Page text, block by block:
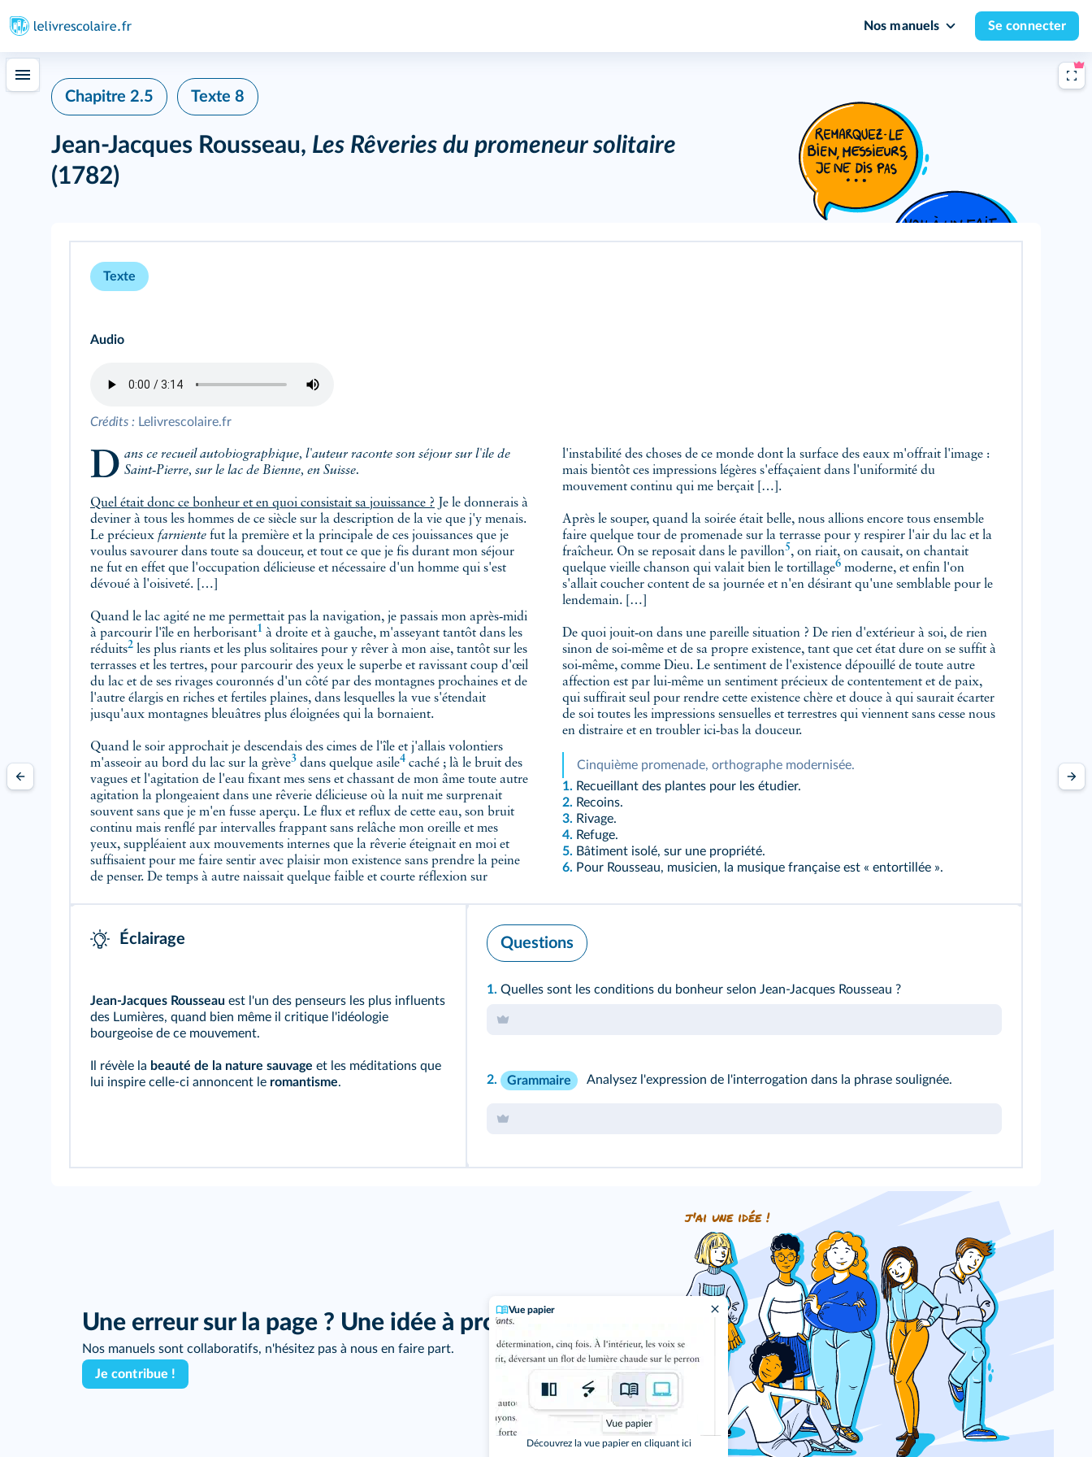
Nos manuels Se connecter
Vue papier
Découvrez la vue papier en cliquant ici
Chapitre 2.5 Texte 8
Jean-Jacques Rousseau, Les Rêveries du promeneur solitaire
(1782)
Texte
Audio
Crédits : Lelivrescolaire.fr
Dans ce recueil autobiographique, l'auteur raconte son séjour sur l'ile de Saint‑Pierre, sur le lac de Bienne, en Suisse.
Quel était donc ce bonheur et en quoi consistait sa jouissance ? Je le donnerais à
deviner à tous les hommes de ce siècle sur la description de la vie que j'y menais.
Le précieux farniente fut la première et la principale de ces jouissances que je
voulus savourer dans toute sa douceur, et tout ce que je fis durant mon séjour
ne fut en effet que l'occupation délicieuse et nécessaire d'un homme qui s'est
dévoué à l'oisiveté. […]
Quand le lac agité ne me permettait pas la navigation, je passais mon après‑midi
à parcourir l'île en herborisant1 à droite et à gauche, m'asseyant tantôt dans les
réduits2 les plus riants et les plus solitaires pour y rêver à mon aise, tantôt sur les
terrasses et les tertres, pour parcourir des yeux le superbe et ravissant coup d'œil
du lac et de ses rivages couronnés d'un côté par des montagnes prochaines et de
l'autre élargis en riches et fertiles plaines, dans lesquelles la vue s'étendait
jusqu'aux montagnes bleuâtres plus éloignées qui la bornaient.
Quand le soir approchait je descendais des cimes de l'île et j'allais volontiers
m'asseoir au bord du lac sur la grève3 dans quelque asile4 caché ; là le bruit des
vagues et l'agitation de l'eau fixant mes sens et chassant de mon âme toute autre
agitation la plongeaient dans une rêverie délicieuse où la nuit me surprenait
souvent sans que je m'en fusse aperçu. Le flux et reflux de cette eau, son bruit
continu mais renflé par intervalles frappant sans relâche mon oreille et mes
yeux, suppléaient aux mouvements internes que la rêverie éteignait en moi et
suffisaient pour me faire sentir avec plaisir mon existence sans prendre la peine
de penser. De temps à autre naissait quelque faible et courte réflexion sur
l'instabilité des choses de ce monde dont la surface des eaux m'offrait l'image :
mais bientôt ces impressions légères s'effaçaient dans l'uniformité du
mouvement continu qui me berçait […].
Après le souper, quand la soirée était belle, nous allions encore tous ensemble
faire quelque tour de promenade sur la terrasse pour y respirer l'air du lac et la
fraîcheur. On se reposait dans le pavillon5, on riait, on causait, on chantait
quelque vieille chanson qui valait bien le tortillage6 moderne, et enfin l'on
s'allait coucher content de sa journée et n'en désirant qu'une semblable pour le
lendemain. […]
De quoi jouit‑on dans une pareille situation ? De rien d'extérieur à soi, de rien
sinon de soi‑même et de sa propre existence, tant que cet état dure on se suffit à
soi‑même, comme Dieu. Le sentiment de l'existence dépouillé de toute autre
affection est par lui-même un sentiment précieux de contentement et de paix,
qui suffirait seul pour rendre cette existence chère et douce à qui saurait écarter
de soi toutes les impressions sensuelles et terrestres qui viennent sans cesse nous
en distraire et en troubler ici‑bas la douceur.
Cinquième promenade, orthographe modernisée.
1. Recueillant des plantes pour les étudier.
2. Recoins.
3. Rivage.
4. Refuge.
5. Bâtiment isolé, sur une propriété.
6. Pour Rousseau, musicien, la musique française est « entortillée ».
Éclairage
Jean-Jacques Rousseau est l'un des penseurs les plus influents
des Lumières, quand bien même il critique l'idéologie
bourgeoise de ce mouvement.
Il révèle la beauté de la nature sauvage et les méditations que
lui inspire celle-ci annoncent le romantisme.
Questions
1. Quelles sont les conditions du bonheur selon Jean-Jacques Rousseau ?
2. Grammaire Analysez l'expression de l'interrogation dans la phrase soulignée.
Une erreur sur la page ? Une idée à proposer ?
Nos manuels sont collaboratifs, n'hésitez pas à nous en faire part.
Je contribue !
j'ai une idée !